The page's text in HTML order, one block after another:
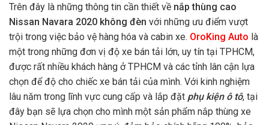
Trên đây là những thông tin cần thiết về nắp thùng cao
Nissan Navara 2020 không đèn với những ưu điểm vượt
trội trong việc bảo vệ hàng hóa và cabin xe. OroKing Auto là
một trong những đơn vị độ xe bán tải lớn, uy tín tại TPHCM,
được rất nhiều khách hàng ở TPHCM và các tỉnh lân cận lựa
chọn để độ cho chiếc xe bán tải của mình. Với kinh nghiệm
lâu năm trong lĩnh vực cung cấp và lắp đặt phụ kiện ô tô, tại
đây bạn sẽ lựa chọn cho mình một sản phẩm nắp thùng xe